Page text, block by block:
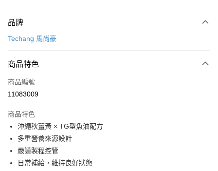
信用卡一次付款
3 期 0 利率 每期
合作金庫商業銀行
上海商業儲蓄銀行
臺灣中小企業銀行
匯豐（台灣）商業銀行
聯邦商業銀行
元大商業銀行
玉山商業銀行
合作金庫商業銀行
上海商業儲蓄銀行
國泰世華商業銀行
匯豐（台灣）商業銀行
聯邦商業銀行
元大商業銀行
超商取貨付款
LINE Pay
Apple Pay
街口支付
悠遊付
品牌
Techang 馬尚豪
商品特色
商品編號
11083009
商品特色
沖繩秋薑黃 × TG型魚油配方
多重營養來源設計
嚴謹製程控管
日常補給，維持良好狀態